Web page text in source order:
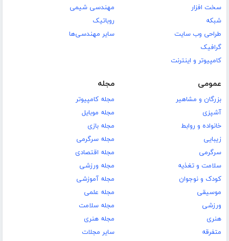
سخت افزار
شبکه
طراحی وب سایت
گرافیک
کامپیوتر و اینترنت
مهندسی شیمی
روباتیک
سایر مهندسی‌ها
عمومی
بزرگان و مشاهیر
آشپزی
خانواده و روابط
زیبایی
سرگرمی
سلامت و تغذیه
کودک و نوجوان
موسیقی
ورزشی
هنری
متفرقه
مجله
مجله کامپیوتر
مجله موبایل
مجله بازی
مجله سرگرمی
مجله اقتصادی
مجله ورزشی
مجله آموزشی
مجله علمی
مجله سلامت
مجله هنری
سایر مجلات